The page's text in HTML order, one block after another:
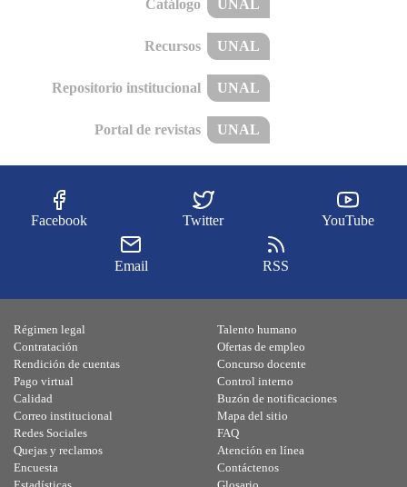
Catálogo UNAL
Recursos UNAL
Repositorio institucional UNAL
Portal de revistas UNAL
Facebook Twitter YouTube
Email RSS
Régimen legal
Contratación
Rendición de cuentas
Pago virtual
Calidad
Talento humano
Ofertas de empleo
Concurso docente
Control interno
Buzón de notificaciones
Correo institucional
Redes Sociales
Quejas y reclamos
Encuesta
Mapa del sitio
FAQ
Atención en línea
Contáctenos